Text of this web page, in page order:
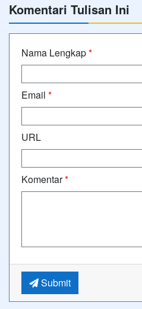
Komentari Tulisan Ini
Nama Lengkap*
Email *
URL
Komentar*
Submit